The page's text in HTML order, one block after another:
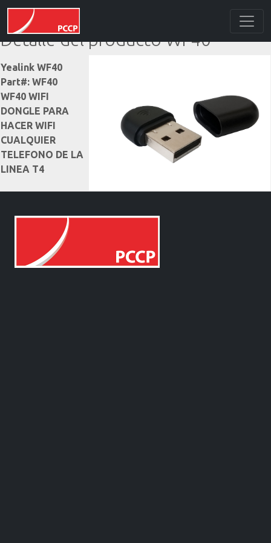
Detalle del producto WF40
Yealink WF40
Part#: WF40
WF40 WIFI
DONGLE PARA
HACER WIFI
CUALQUIER
TELEFONO DE LA
LINEA T4